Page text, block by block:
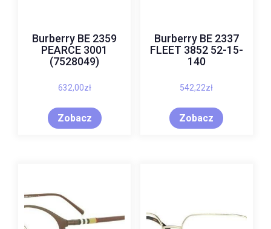
Burberry BE 2359
PEARCE 3001
(7528049)
632,00zł
Zobacz
Burberry BE 2337
FLEET 3852 52-15-
140
542,22zł
Zobacz